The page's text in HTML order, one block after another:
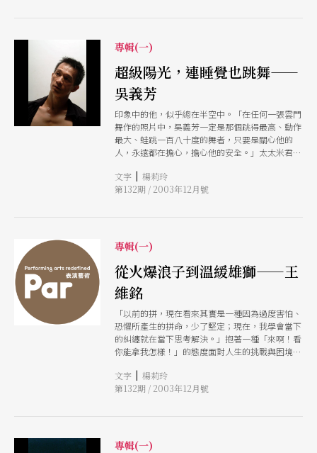
的獵者和戰士。在這一點上跳舞實有助於性的選擇
和人種的改良。」（註2） 時 至今日，男人跳舞雖
依舊性感，卻早已去除了生殖的工具性，跳脫「精
悍勇猛」的單一形貌；當年搏命跳出「我是男子
漢」的男人們，如今已長成穩重內斂、思慮成 熟
舞台上，我們看見一樣男人千姿百態，從他們身
上，我們發現各種性格與氣質，更反映出時代的變
遷與美學的差 異。 趁著雲門舞集資深男舞者吳義
芳在這個月推出獨舞展，我們訪問了包括吳義芳在
內、三位跳舞超過十年的男舞者，並請教不同性別
的四位編舞 者，看他們眼中的男舞特色，還有兩
位長期觀舞、自己也跳舞的作者如以墨與林郁晶，
父、父親，曾經走過何等精采的歲月！
專輯(一)
超級陽光，連睡覺也跳舞——
吳義芳
印象中的他，似乎總在半空中。「在任何一張雲門
舞作的照片中，吳義芳一定是那個跳得最高、動作
最大、蛙跳一百八十度的舞者，只要是關心他的
人，永遠都在擔心，擔心他的安全。」太太米君儒
就像林懷民老師說過的，只有『過癮』兩個字可以
形容。」
文字 | 楊莉玲
第132期 / 2003年12月號
專輯(一)
從火爆浪子到溫緩雄獅——王
維銘
「以前的拼，現在看來其實是一種因為過度害怕、
恐懼所產生的拼命，少了堅定；現在，我學會當下
的糾纏就在當下思考解決。」抱著一種「來啊！看
你能拿我怎樣！」的態度面對人生的挑戰與困境，
歌》的〈心事誰人知〉歌聲中叼根菸、強裝心事重
重的大哥了。
文字 | 楊莉玲
第132期 / 2003年12月號
專輯(一)